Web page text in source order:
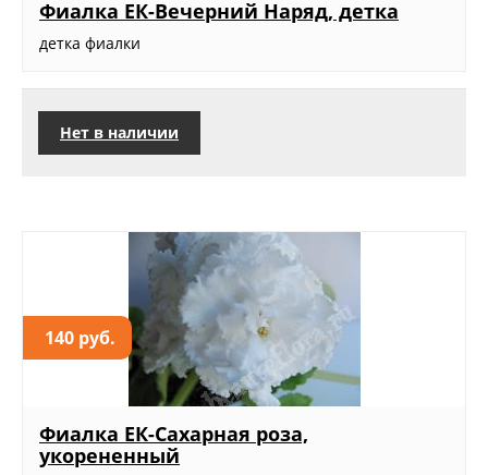
Фиалка ЕК-Вечерний Наряд, детка
детка фиалки
Нет в наличии
140 руб.
Фиалка ЕК-Сахарная роза,
укорененный